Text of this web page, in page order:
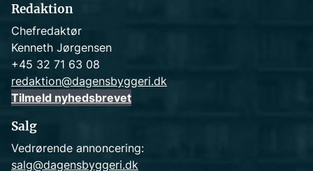
Redaktion
Chefredaktør
Kenneth Jørgensen
+45 32 71 63 08
redaktion@dagensbyggeri.dk
Tilmeld nyhedsbrevet
Salg
Vedrørende annoncering:
salg@dagensbyggeri.dk